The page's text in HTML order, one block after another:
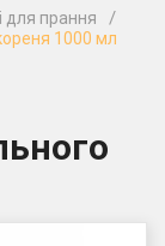
для прання /
1000 мл